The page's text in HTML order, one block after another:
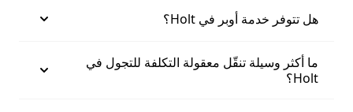
هل تتوفر خدمة أوبر في Holt؟
ما أكثر وسيلة تنقّل معقولة التكلفة للتجول في
Holt؟